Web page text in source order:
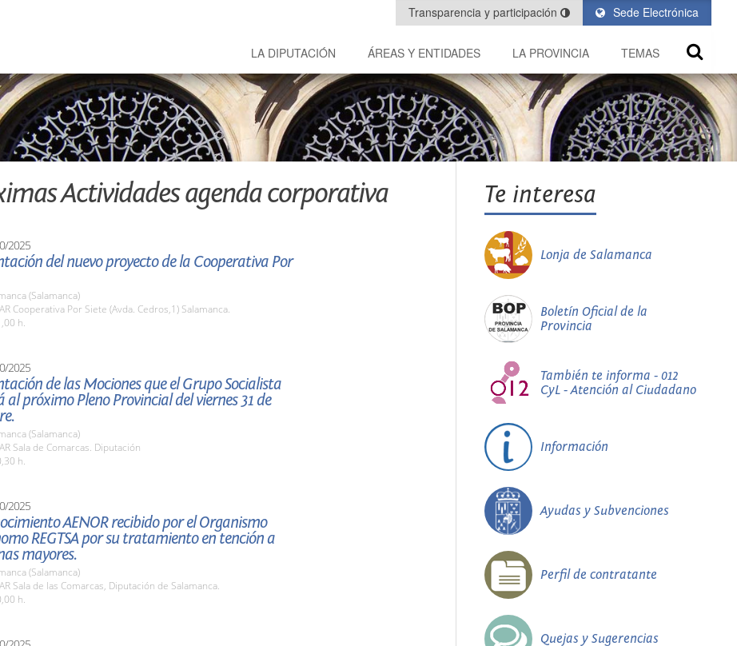
Sede Electrónica
Transparencia y participación
LA DIPUTACIÓN ÁREAS Y ENTIDADES LA PROVINCIA TEMAS
Actividades agenda corporativa
2025
del nuevo proyecto de la Cooperativa Por
(Salamanca)
Cooperativa Por Siete (Avda. Cedros,1) Salamanca.
h.
2025
de las Mociones que el Grupo Socialista
al próximo Pleno Provincial del viernes 31 de
(Salamanca)
Sala de Comarcas. Diputación
h.
2025
AENOR recibido por el Organismo
REGTSA por su tratamiento en tención a
mayores.
(Salamanca)
Sala de las Comarcas, Diputación de Salamanca.
h.
Te interesa
Lonja de Salamanca
Boletín Oficial de la
Provincia
También te informa - 012
CyL - Atención al Ciudadano
Información
Ayudas y Subvenciones
Perfil de contratante
Quejas y Sugerencias